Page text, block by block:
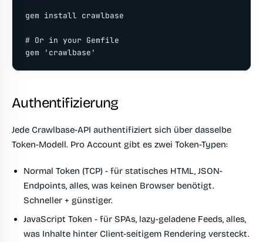
gem install crawlbase
# Or in your Gemfile
gem 'crawlbase'
Authentifizierung
Jede Crawlbase-API authentifiziert sich über dasselbe
Token-Modell. Pro Account gibt es zwei Token-Typen:
Normal Token (TCP) - für statisches HTML, JSON-
Endpoints, alles, was keinen Browser benötigt.
Schneller + günstiger.
JavaScript Token - für SPAs, lazy-geladene Feeds, alles,
was Inhalte hinter Client-seitigem Rendering versteckt.